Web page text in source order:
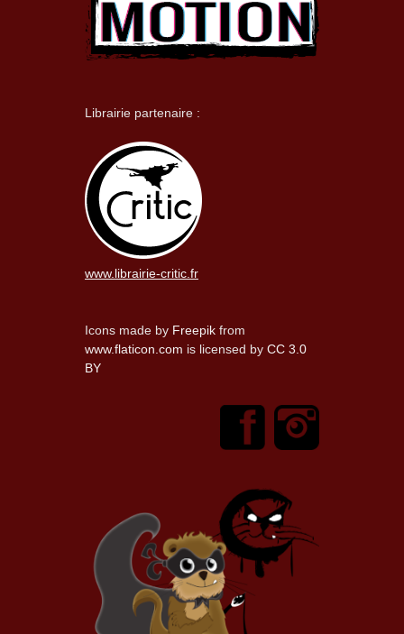
Librairie partenaire :
www.librairie-critic.fr
Icons made by Freepik from
www.flaticon.com is licensed by CC 3.0
BY